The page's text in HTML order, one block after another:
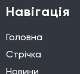
Навігація
Головна
Стрічка
Новини